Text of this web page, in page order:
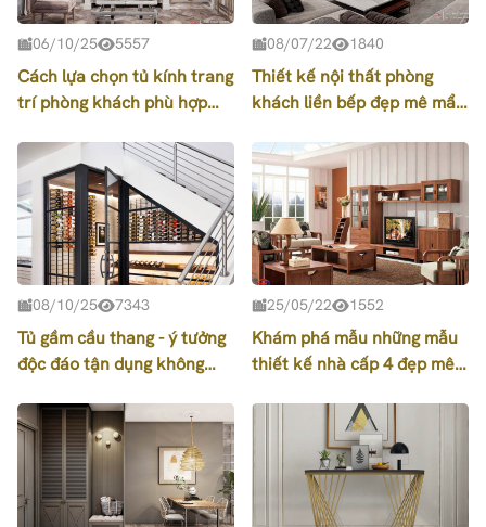
06/10/25 5557
Cách lựa chọn tủ kính trang
trí phòng khách phù hợp
08/07/22 1840
Thiết kế nội thất phòng
khách liền bếp đẹp mê mẩn
08/10/25 7343
Tủ gầm cầu thang - ý tưởng
độc đáo tận dụng không
25/05/22 1552
Khám phá mẫu những mẫu
thiết kế nhà cấp 4 đẹp mê